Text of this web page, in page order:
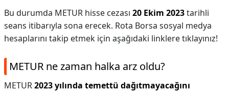
Bu durumda METUR hisse cezası 20 Ekim 2023tarihli
seans itibarıyla sona erecek. Rota Borsa sosyal medya
hesaplarını takip etmek için aşağıdaki linklere tıklayınız!
METUR ne zaman halka arz oldu?
METUR2023 yılında temettü dağıtmayacağını